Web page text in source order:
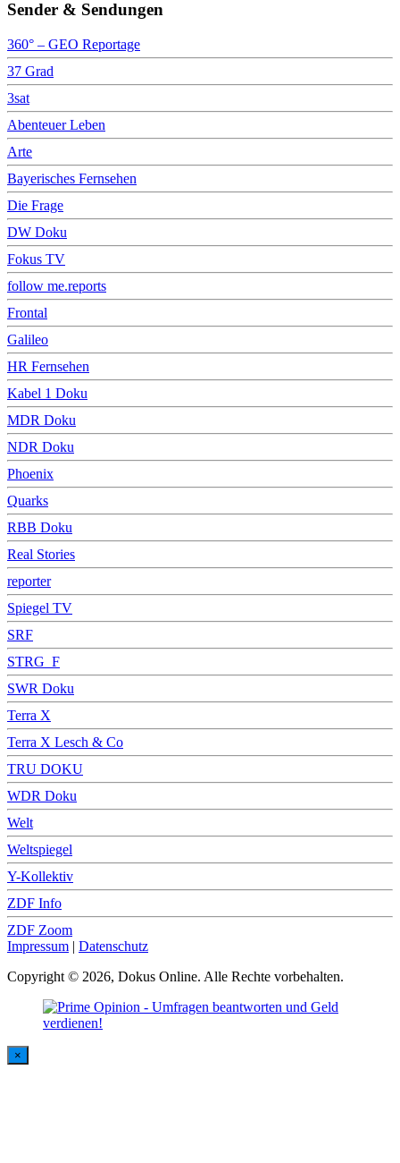
Sender & Sendungen
360° – GEO Reportage
37 Grad
3sat
Abenteuer Leben
Arte
Bayerisches Fernsehen
Die Frage
DW Doku
Fokus TV
follow me.reports
Frontal
Galileo
HR Fernsehen
Kabel 1 Doku
MDR Doku
NDR Doku
Phoenix
Quarks
RBB Doku
Real Stories
reporter
Spiegel TV
SRF
STRG_F
SWR Doku
Terra X
Terra X Lesch & Co
TRU DOKU
WDR Doku
Welt
Weltspiegel
Y-Kollektiv
ZDF Info
ZDF Zoom
Impressum | Datenschutz
Copyright © 2026, Dokus Online. Alle Rechte vorbehalten.
×